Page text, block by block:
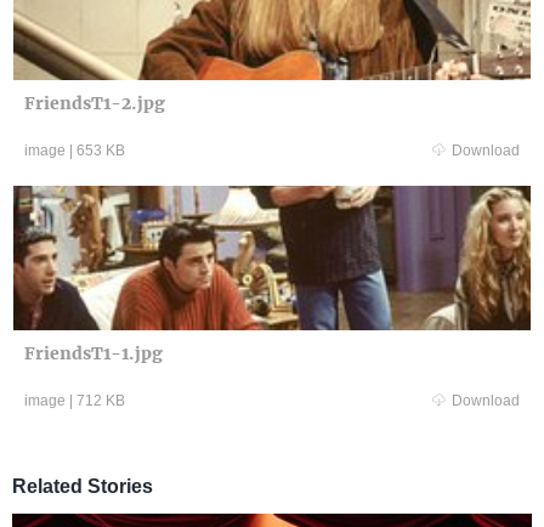
FriendsT1-2.jpg
image 653 KB Download
FriendsT1-1.jpg
image 712 KB Download
Related Stories